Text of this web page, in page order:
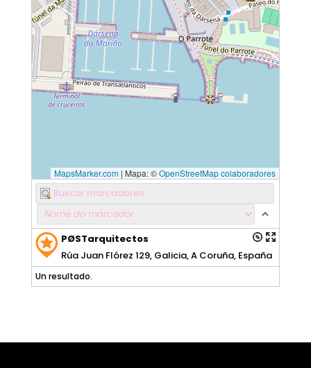
MapsMarker.com | Mapa: ©OpenStreetMap colaboradores
PØSTarquitectos
Rúa Juan Flórez 129, Galicia, A Coruña, España
Un resultado.